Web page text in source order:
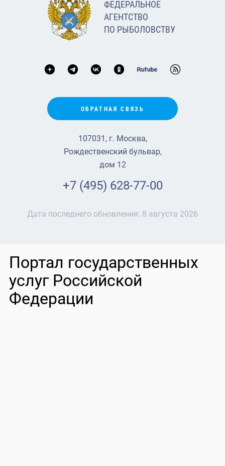
ФЕДЕРАЛЬНОЕ
АГЕНТСТВО
ПО РЫБОЛОВСТВУ
ОБРАТНАЯ СВЯЗЬ
107031, г. Москва,
Рождественский бульвар,
дом 12
+7 (495) 628-77-00
Дата последнего обновления: 8 августа 2026
Портал государственных
услуг Российской
Федерации